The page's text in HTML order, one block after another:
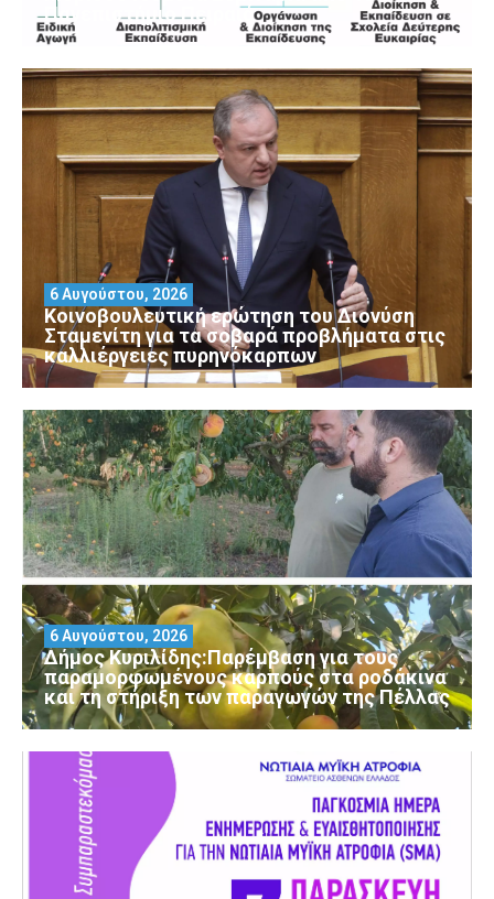
Πανεπιστήμιο Πειραιά
Κοινοβουλευτική ερώτηση του Διονύση
Σταμενίτη για τα σοβαρά προβλήματα στις
καλλιέργειες πυρηνόκαρπων
6 Αυγούστου, 2026
Δήμος Κυριλίδης:Παρέμβαση για τους
παραμορφωμένους καρπούς στα ροδάκινα
και τη στήριξη των παραγωγών της Πέλλας
6 Αυγούστου, 2026